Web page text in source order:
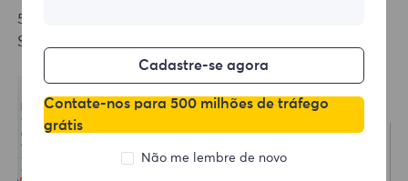
5.Enter the address and port information, then click
Save.
Cadastre-se agora
Contate-nos para 500 milhões de tráfego
grátis
Não me lembre de novo